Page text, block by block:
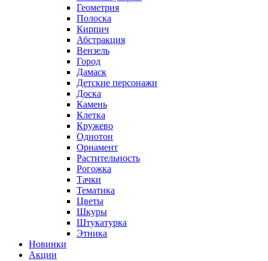
Геометрия
Полоска
Кирпич
Абстракция
Вензель
Город
Дамаск
Детские персонажи
Доска
Камень
Клетка
Кружево
Однотон
Орнамент
Растительность
Рогожка
Тачки
Тематика
Цветы
Шкуры
Штукатурка
Этника
Новинки
Акции